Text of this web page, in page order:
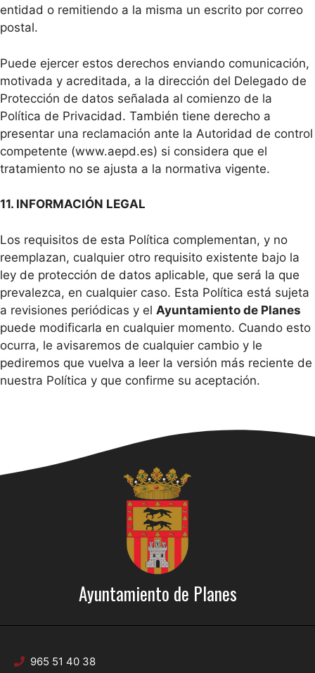
entidad o remitiendo a la misma un escrito por correo
postal.
Puede ejercer estos derechos enviando comunicación,
motivada y acreditada, a la dirección del Delegado de
Protección de datos señalada al comienzo de la
Política de Privacidad. También tiene derecho a
presentar una reclamación ante la Autoridad de control
competente (www.aepd.es) si considera que el
tratamiento no se ajusta a la normativa vigente.
11. INFORMACIÓN LEGAL
Los requisitos de esta Política complementan, y no
reemplazan, cualquier otro requisito existente bajo la
ley de protección de datos aplicable, que será la que
prevalezca, en cualquier caso. Esta Política está sujeta
a revisiones periódicas y el Ayuntamiento de Planes
puede modificarla en cualquier momento. Cuando esto
ocurra, le avisaremos de cualquier cambio y le
pediremos que vuelva a leer la versión más reciente de
nuestra Política y que confirme su aceptación.
Ayuntamiento de Planes
965 51 40 38